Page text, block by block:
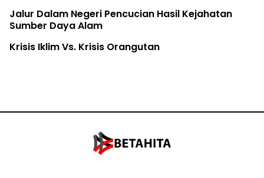
Jalur Dalam Negeri Pencucian Hasil Kejahatan
Sumber Daya Alam
Krisis Iklim Vs. Krisis Orangutan